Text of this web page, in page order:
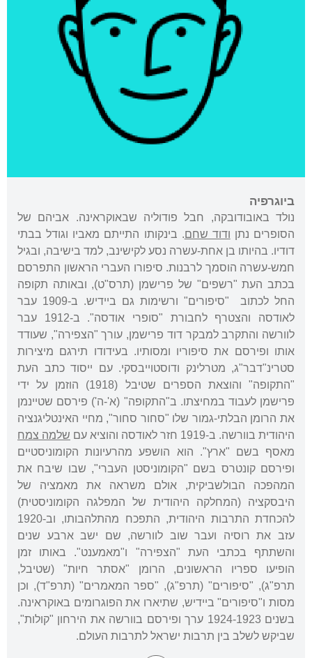
ביוגרפיה
נולד באובודובקה, חבל פודוליה שבאוקראינה. אביהם של
הסופרים נתן ודוד שחם. בינקותו התייתם מאביו וגודל בבתי
דודיו. בהיותו בן אחת-עשרה נסע לקישינב, למד בישיבה, ובגיל
חמש-עשרה הוסמך לרבנות. סיפורו העברי הראשון התפרסם
בכתב העת "רשפים" של פרישמן (תרס"ט), ובאותה תקופה
החל לכתוב "סיפורים" ורשימות גם ביידיש. ב-1909 עבר
לאודסה והצטרף לחבורת "סופרי אודסה". ב-1912 עבר
לוורשה והתקרב למבקר דוד פרישמן, עורך "הצפירה", שעודד
אותו ופירסם את סיפוריו ומסותיו. בעידודו תירגם מיצירות
סטרינ"דבר"ג, מטרלינק ודוסטוייבסקי. עם ייסוד כתב העת
"התקופה" והוצאת הספרים שטיבל (1918) הוזמן על ידי
פרישמן לעבוד במחיצתו. ב"התקופה" (א'-ה') פירסם שטיינמן
את הרומן הבלתי-גמור שלו "סחור סחור", מחיי האינטליגנציה
היהודית בוורשה. ב-1919 חזר לאודסה והוציא עם
שלמה צמח
מאסף בשם "ארץ". הוא הושפע מהרעיונות הקומוניסטיים
ופירסם קונטרס בשם "הקומוניסטן העברי", שבו שיבח את
המהפכה הבולשביקית, אולם משראה את מאמציה של
היבסקציה (המחלקה היהודית של המפלגה הקומוניסטית)
להכחדת התרבות היהודית, התפכח מהתלהבותו, וב-1920
עזב את רוסיה ועבר שוב לוורשה, שם ישב ארבע שנים
והשתתף בכתבי העת "הצפירה" ו"מאמענט". באותו זמן
הופיעו ספריו הראשונים, הרומן "אסתר חיות" (שטיבל,
תרפ"ג), "סיפורים" (תרפ"ג), "ספר המאמרים" (תרפ"ד), וכן
מסות ו"סיפורים" ביידיש, שתיארו את הפוגרומים באוקראינה.
בשנים 1924-1923 ערך ופירסם בוורשה את הירחון "קולות",
שביקש לשלב בין תרבות ישראל לתרבות העולם.